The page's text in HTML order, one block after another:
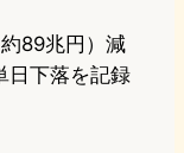
89兆円）減
日下落を記録